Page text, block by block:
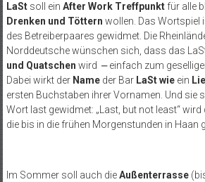
LaSt soll ein After Work Treffpunktfür alle
Drenken und Töttern wollen. Das Wortspiel
des Betreiberpaares gewidmet. Die
Norddeutsche wünschen sich, dass das
und Quatschen wird ⎼einfach zum
Dabei wirkt der Nameder Bar LaStwieein
ersten Buchstaben ihrer Vornamen. Und sie
Wort last gewidmet: „Last, but not least“ wird
die bis in die frühen Morgenstunden in Haan
Im Sommer soll auch dieAußenterrasse